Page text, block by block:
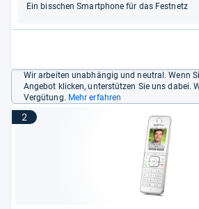
Ein biss­chen Smart­phone für das Fest­netz
Wir arbeiten unabhängig und neutral. Wenn
Angebot klicken, unterstützen Sie uns dabei.
Vergütung. Mehr erfahren
2